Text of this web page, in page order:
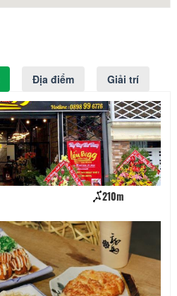
Địa điểm Giải trí
210m